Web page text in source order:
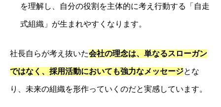
を理解し、自分の役割を主体的に考え行動する「自走
式組織」が生まれやすくなります。
社長自らが考え抜いた会社の理念は、単なるスローガン
ではなく、採用活動においても強力なメッセージとな
り、未来の組織を形作っていくのだと実感しています。